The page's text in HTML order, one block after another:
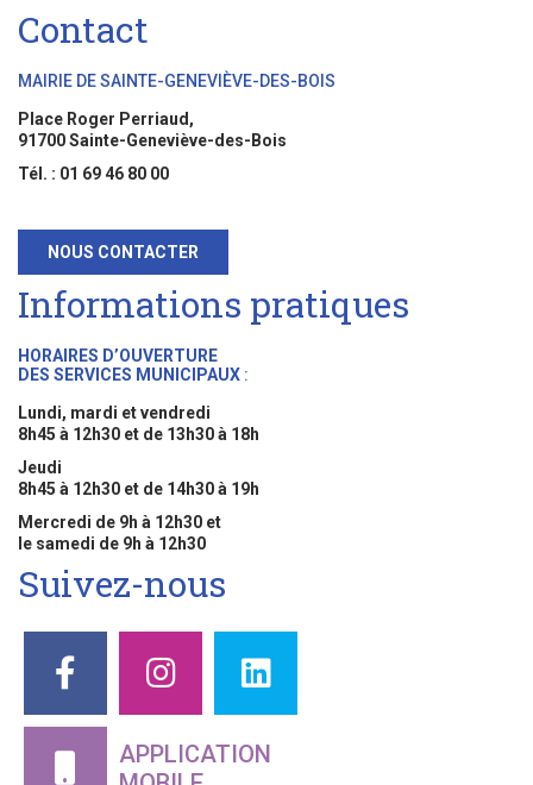
Contact
MAIRIE DE SAINTE-GENEVIÈVE-DES-BOIS
Place Roger Perriaud,
91700 Sainte-Geneviève-des-Bois
Tél. : 01 69 46 80 00
NOUS CONTACTER
Informations pratiques
HORAIRES D’OUVERTURE
DES SERVICES MUNICIPAUX :
Lundi, mardi et vendredi
8h45 à 12h30 et de 13h30 à 18h
Jeudi
8h45 à 12h30 et de 14h30 à 19h
Mercredi de 9h à 12h30 et
le samedi de 9h à 12h30
Suivez-nous
APPLICATION